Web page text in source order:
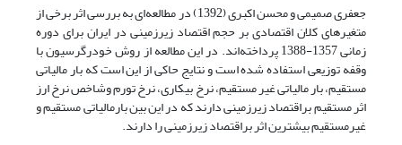
جعفری صمیمی و محسن اکبری (1392) در مطالعه‌ای به بررسی اثر برخی از
متغیرهای کلان اقتصادی بر حجم اقتصاد زیرزمینی در ایران برای دوره
زمانی 1357-1388 پرداخته‌اند. در این مطالعه از روش خودرگرسیون با
وقفه توزیعی استفاده شده است و نتایج حاکی از این است که بار مالیاتی
مستقیم، بار مالیاتی غیر مستقیم، نرخ بیکاری، نرخ تورم وشاخص نرخ ارز
اثر مستقیم براقتصاد زیرزمینی دارند که در این بین بارمالیاتی مستقیم و
غیرمستقیم بیشترین اثر براقتصاد زیرزمینی را دارند.